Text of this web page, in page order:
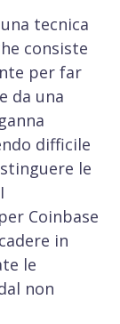
tecnica
consiste
per far
da una
difficile
le
Coinbase
in
le
non